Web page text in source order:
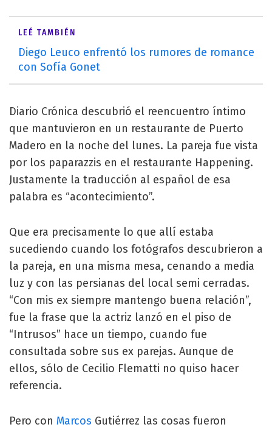
LEÉ TAMBIÉN
Diego Leuco enfrentó los rumores de romance
con Sofía Gonet
Diario Crónica descubrió el reencuentro íntimo
que mantuvieron en un restaurante de Puerto
Madero en la noche del lunes. La pareja fue vista
por los paparazzis en el restaurante Happening.
Justamente la traducción al español de esa
palabra es “acontecimiento”.
Que era precisamente lo que allí estaba
sucediendo cuando los fotógrafos descubrieron a
la pareja, en una misma mesa, cenando a media
luz y con las persianas del local semi cerradas.
“Con mis ex siempre mantengo buena relación”,
fue la frase que la actriz lanzó en el piso de
“Intrusos” hace un tiempo, cuando fue
consultada sobre sus ex parejas. Aunque de
ellos, sólo de Cecilio Flematti no quiso hacer
referencia.
Pero con Marcos Gutiérrez las cosas fueron